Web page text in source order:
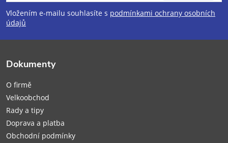
p
a
Vložením e-mailu souhlasíte s podmínkami ochrany osobních
údajů
Dokumenty
O firmě
Velkoobchod
Rady a tipy
Doprava a platba
Obchodní podmínky